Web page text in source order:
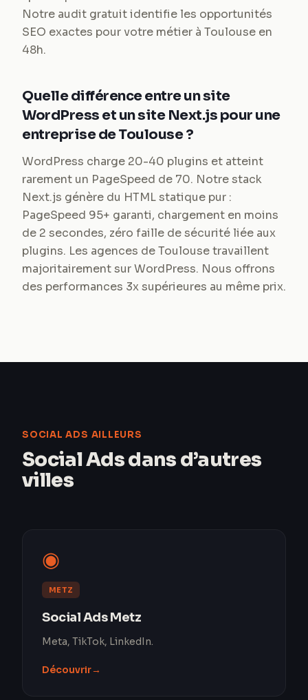
Notre audit gratuit identifie les opportunités
SEO exactes pour votre métier à Toulouse en
48h.
Quelle différence entre un site
WordPress et un site Next.js pour une
entreprise de Toulouse ?
WordPress charge 20-40 plugins et atteint
rarement un PageSpeed de 70. Notre stack
Next.js génère du HTML statique pur :
PageSpeed 95+ garanti, chargement en moins
de 2 secondes, zéro faille de sécurité liée aux
plugins. Les agences de Toulouse travaillent
majoritairement sur WordPress. Nous offrons
des performances 3x supérieures au même prix.
SOCIAL ADS AILLEURS
Social Ads dans d’autres
villes
◉
METZ
Social Ads Metz
Meta, TikTok, LinkedIn.
Découvrir→